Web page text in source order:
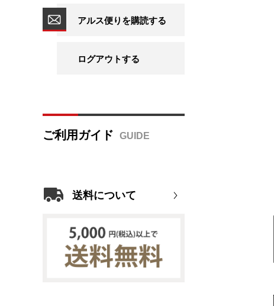
アルス便りを購読する
ログアウトする
ご利用ガイド
送料について